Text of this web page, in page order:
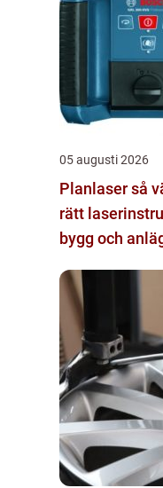
05 augusti 2026
Planlaser så väljer du
rätt
bygg och